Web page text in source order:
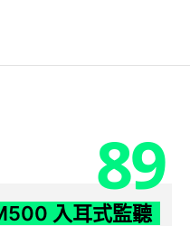
89
入耳式監聽